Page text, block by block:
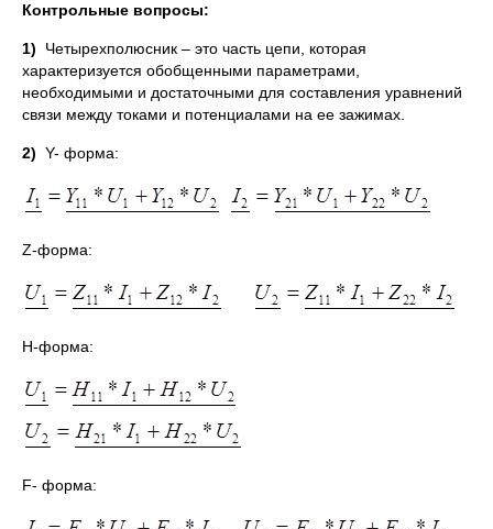
Контрольные вопросы:
1) Четырехполюсник – это часть цепи, которая
характеризуется обобщенными параметрами,
необходимыми и достаточными для составления уравнений
связи между токами и потенциалами на ее зажимах.
2) Y- форма:
Z-форма:
H-форма:
F- форма: